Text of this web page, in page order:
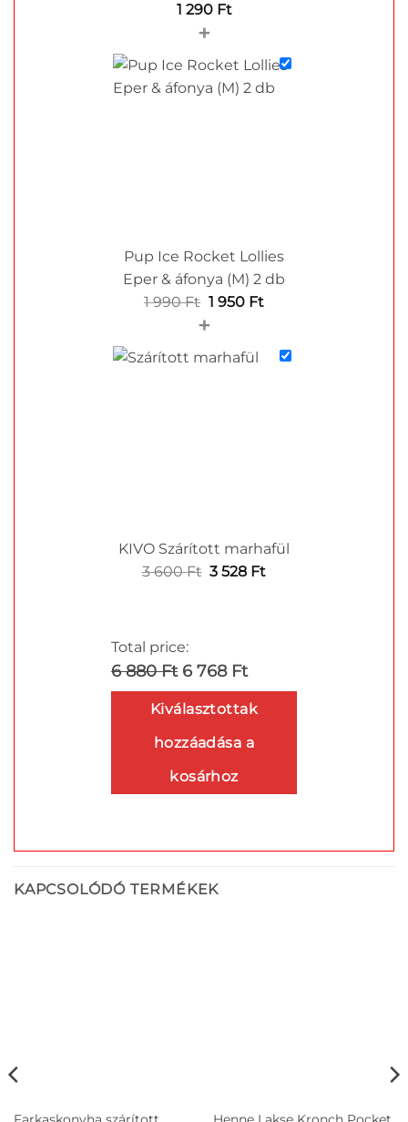
1 290 Ft
+
Pup Ice Rocket Lollies
Eper & áfonya (M) 2 db
1 990Ft Original
price
1 950 FtCurrent
+
KIVO Szárított marhafül
3 600Ft Original
600 Ft.
3 528 FtCurrent
Total price:
6 880 Ft 6 768 Ft
Kiválasztottak
hozzáadása a
kosárhoz
KAPCSOLÓDÓ TERMÉKEK
Farkaskonyha szárított Henne Lakse Kronch Pocket